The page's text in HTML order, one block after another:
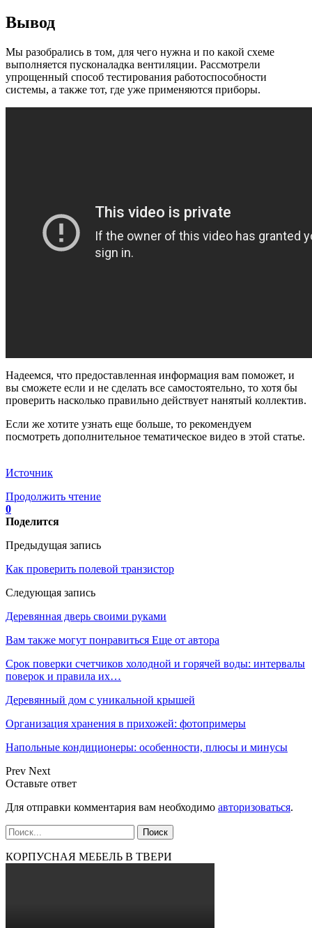
Вывод
Мы разобрались в том, для чего нужна и по какой схеме
выполняется пусконаладка вентиляции. Рассмотрели
упрощенный способ тестирования работоспособности
системы, а также тот, где уже применяются приборы.
Надеемся, что предоставленная информация вам поможет, и
вы сможете если и не сделать все самостоятельно, то хотя бы
проверить насколько правильно действует нанятый коллектив.
Если же хотите узнать еще больше, то рекомендуем
посмотреть дополнительное тематическое видео в этой статье.
Источник
Продолжить чтение
0
Поделится
Предыдущая запись
Как проверить полевой транзистор
Следующая запись
Деревянная дверь своими руками
Вам также могут понравиться Еще от автора
Срок поверки счетчиков холодной и горячей воды: интервалы
поверок и правила их…
Деревянный дом с уникальной крышей
Организация хранения в прихожей: фотопримеры
Напольные кондиционеры: особенности, плюсы и минусы
Prev Next
Оставьте ответ
Для отправки комментария вам необходимо авторизоваться.
КОРПУСНАЯ МЕБЕЛЬ В ТВЕРИ